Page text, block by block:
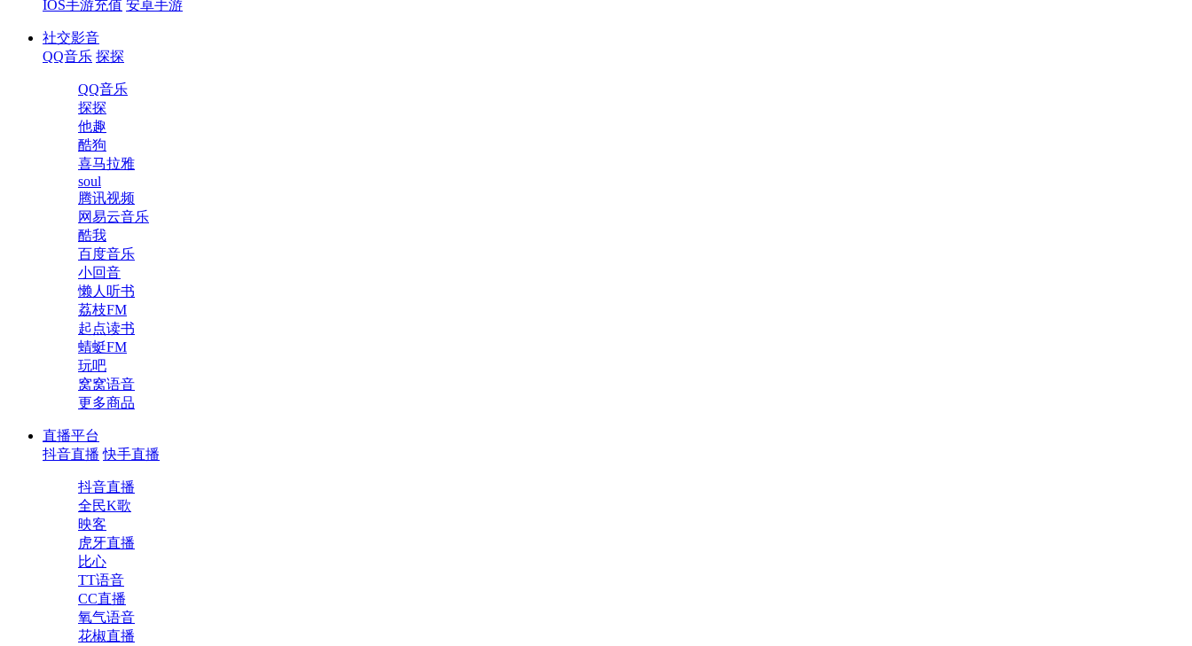
IOS手游充值 安卓手游
社交影音
QQ音乐 探探
QQ音乐
探探
他趣
酷狗
喜马拉雅
soul
腾讯视频
网易云音乐
酷我
百度音乐
小回音
懒人听书
荔枝FM
起点读书
蜻蜓FM
玩吧
窝窝语音
更多商品
直播平台
抖音直播 快手直播
抖音直播
全民K歌
映客
虎牙直播
比心
TT语音
CC直播
氧气语音
花椒直播